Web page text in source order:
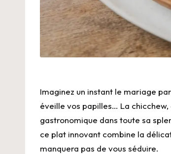
Imaginez un instant le mariage
éveille vos papilles… La
gastronomique dans toute sa
ce plat innovant combine la
manquera pas de vous séduire.